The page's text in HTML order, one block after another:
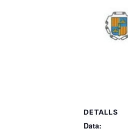
DETALLS
Data: